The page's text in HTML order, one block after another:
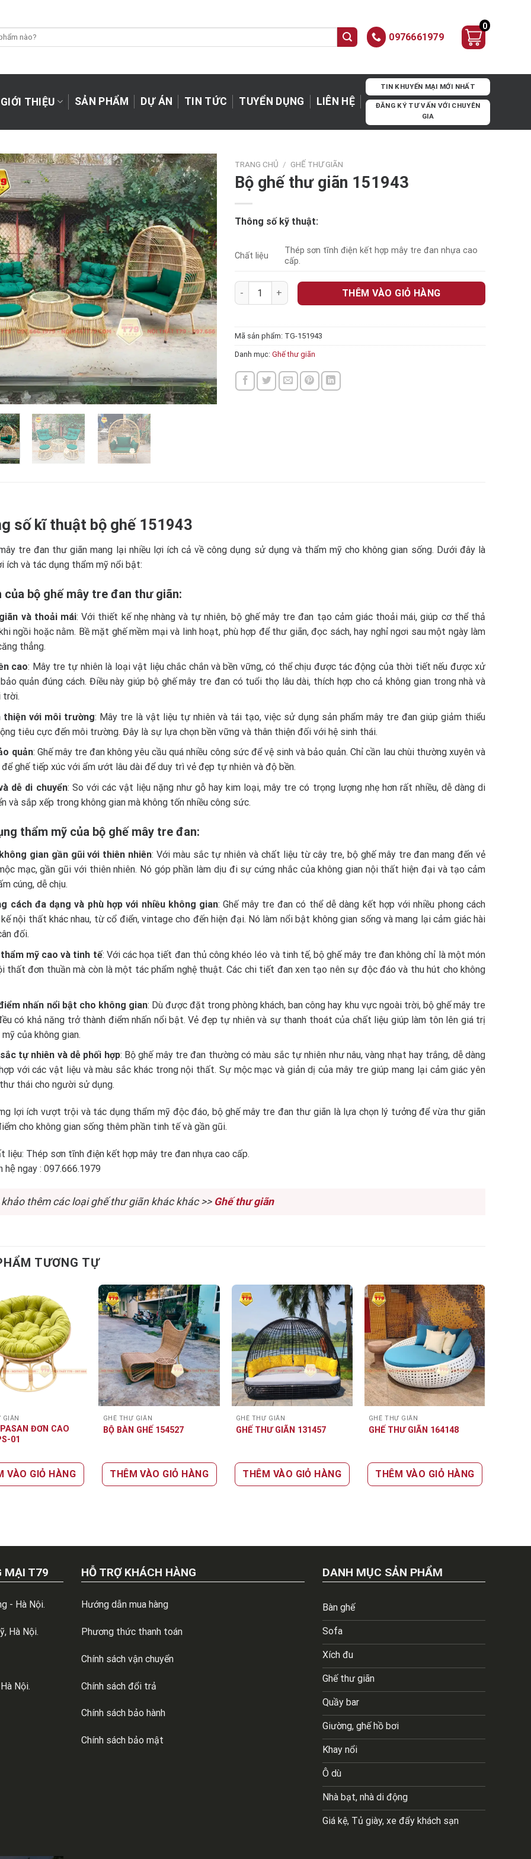
0976661979
0
GIỚI THIỆU SẢN PHẨM DỰ ÁN TIN TỨC TUYỂN DỤNG LIÊN HỆ
TIN KHUYẾN MẠI MỚI NHẤT
ĐĂNG KÝ TƯ VẤN VỚI CHUYÊN
GIA
TRANG CHỦ / GHẾ THƯ GIÃN
Bộ ghế thư giãn 151943
Thông số kỹ thuật:
Chất liệu
Thép sơn tĩnh điện kết hợp mây tre đan nhựa cao
cấp.
Bộ ghế thư giãn 151943 số lượng
THÊM VÀO GIỎ HÀNG
Mã sản phẩm: TG-151943
Danh mục: Ghế thư giãn
số kĩ thuật bộ ghế 151943
tre đan thư giãn mang lại nhiều lợi ích cả về công dụng sử dụng và thẩm mỹ cho không gian sống. Dưới đây là
ích và tác dụng thẩm mỹ nổi bật:
của bộ ghế mây tre đan thư giãn:
và thoải mái: Với thiết kế nhẹ nhàng và tự nhiên, bộ ghế mây tre đan tạo cảm giác thoải mái, giúp cơ thể thả
ngồi hoặc nằm. Bề mặt ghế mềm mại và linh hoạt, phù hợp để thư giãn, đọc sách, hay nghỉ ngơi sau một ngày làm
thẳng.
cao: Mây tre tự nhiên là loại vật liệu chắc chắn và bền vững, có thể chịu được tác động của thời tiết nếu được xử
bảo quản đúng cách. Điều này giúp bộ ghế mây tre đan có tuổi thọ lâu dài, thích hợp cho cả không gian trong nhà và
trời.
thiện với môi trường: Mây tre là vật liệu tự nhiên và tái tạo, việc sử dụng sản phẩm mây tre đan giúp giảm thiểu
tiêu cực đến môi trường. Đây là sự lựa chọn bền vững và thân thiện đối với hệ sinh thái.
quản: Ghế mây tre đan không yêu cầu quá nhiều công sức để vệ sinh và bảo quản. Chỉ cần lau chùi thường xuyên và
để ghế tiếp xúc với ẩm ướt lâu dài để duy trì vẻ đẹp tự nhiên và độ bền.
dễ di chuyển: So với các vật liệu nặng như gỗ hay kim loại, mây tre có trọng lượng nhẹ hơn rất nhiều, dễ dàng di
và sắp xếp trong không gian mà không tốn nhiều công sức.
thẩm mỹ của bộ ghế mây tre đan:
gian gần gũi với thiên nhiên: Với màu sắc tự nhiên và chất liệu từ cây tre, bộ ghế mây tre đan mang đến vẻ
mạc, gần gũi với thiên nhiên. Nó góp phần làm dịu đi sự cứng nhắc của không gian nội thất hiện đại và tạo cảm
cúng, dễ chịu.
cách đa dạng và phù hợp với nhiều không gian: Ghế mây tre đan có thể dễ dàng kết hợp với nhiều phong cách
nội thất khác nhau, từ cổ điển, vintage cho đến hiện đại. Nó làm nổi bật không gian sống và mang lại cảm giác hài
đối.
mỹ cao và tinh tế: Với các họa tiết đan thủ công khéo léo và tinh tế, bộ ghế mây tre đan không chỉ là một món
thất đơn thuần mà còn là một tác phẩm nghệ thuật. Các chi tiết đan xen tạo nên sự độc đáo và thu hút cho không
nhấn nổi bật cho không gian: Dù được đặt trong phòng khách, ban công hay khu vực ngoài trời, bộ ghế mây tre
có khả năng trở thành điểm nhấn nổi bật. Vẻ đẹp tự nhiên và sự thanh thoát của chất liệu giúp làm tôn lên giá trị
của không gian.
tự nhiên và dễ phối hợp: Bộ ghế mây tre đan thường có màu sắc tự nhiên như nâu, vàng nhạt hay trắng, dễ dàng
với các vật liệu và màu sắc khác trong nội thất. Sự mộc mạc và giản dị của mây tre giúp mang lại cảm giác yên
thái cho người sử dụng.
lợi ích vượt trội và tác dụng thẩm mỹ độc đáo, bộ ghế mây tre đan thư giãn là lựa chọn lý tưởng để vừa thư giãn
cho không gian sống thêm phần tinh tế và gần gũi.
liệu: Thép sơn tĩnh điện kết hợp mây tre đan nhựa cao cấp.
hệ ngay : 097.666.1979
khảo thêm các loại ghế thư giãn khác khác >> Ghế thư giãn
TƯƠNG TỰ
GIÃN
ĐƠN CAO
01
VÀO GIỎ HÀNG
GHẾ THƯ GIÃN
BỘ BÀN GHẾ 154527
THÊM VÀO GIỎ HÀNG
GHẾ THƯ GIÃN
GHẾ THƯ GIÃN 131457
THÊM VÀO GIỎ HÀNG
GHẾ THƯ GIÃN
GHẾ THƯ GIÃN 164148
THÊM VÀO GIỎ HÀNG
MẠI T79
- Hà Nội.
Hà Nội.
Nội.
HỖ TRỢ KHÁCH HÀNG
Hướng dẫn mua hàng
Phương thức thanh toán
Chính sách vận chuyển
Chính sách đổi trả
Chính sách bảo hành
Chính sách bảo mật
DANH MỤC SẢN PHẨM
Bàn ghế
Sofa
Xích đu
Ghế thư giãn
Quầy bar
Giường, ghế hồ bơi
Khay nổi
Ô dù
Nhà bạt, nhà di động
Giá kệ, Tủ giày, xe đẩy khách sạn